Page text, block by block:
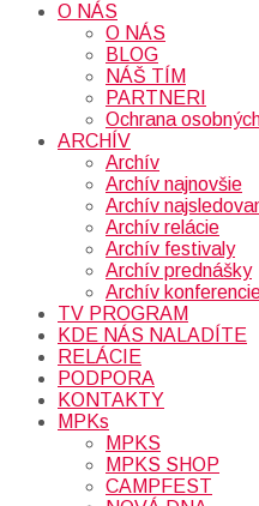
O NÁS
O NÁS
BLOG
NÁŠ TÍM
PARTNERI
Ochrana
ARCHÍV
Archív
Archív najnovšie
Archív
Archív relácie
Archív festivaly
Archív prednášky
Archív
TV PROGRAM
KDE NÁS NALADÍTE
RELÁCIE
PODPORA
KONTAKTY
MPKs
MPKS
MPKS SHOP
CAMPFEST